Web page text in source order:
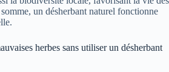
un désherbant naturel fonctionne
herbes sans utiliser un désherbant